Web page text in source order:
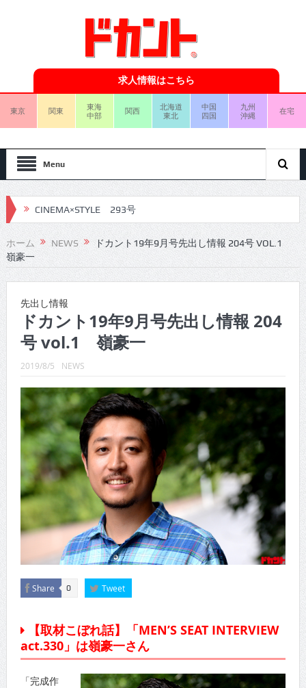
求人情報はこちら
東京 関東
東海
中部
関西
北海道
東北
中国
四国
九州
沖縄
在宅
Menu
CINEMA×STYLE 293号
CINEMA×STYLE 292号
CINEMA×STYLE 291号
CINEMA×STYLE 289号
CINEMA×STYLE 288号
CINEMA×STYLE 287号
CINEMA×STYLE 286号
CINEMA×STYLE 285号
CINEMA×STYLE 294号
ホーム NEWS
ドカント19年9月号先出し情報 204号 VOL.1
嶺豪一
先出し情報
ドカント19年9月号先出し情報 204
号 vol.1 嶺豪一
2019/8/5 NEWS
Share 0 Tweet
【取材こぼれ話】「MEN’S SEAT INTERVIEW
act.330」は嶺豪一さん
「完成作